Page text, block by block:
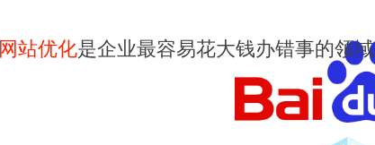
网站优化是企业最容易花大钱办错事的领域